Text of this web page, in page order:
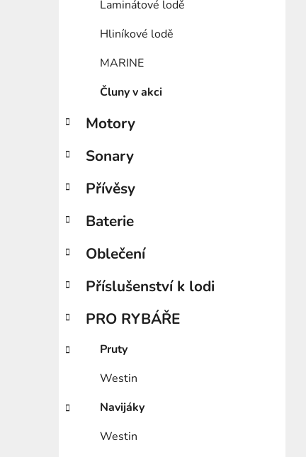
Laminátové lodě
Hliníkové lodě
MARINE
Čluny v akci
Motory
Sonary
Přívěsy
Baterie
Oblečení
Příslušenství k lodi
PRO RYBÁŘE
Pruty
Westin
Navijáky
Westin